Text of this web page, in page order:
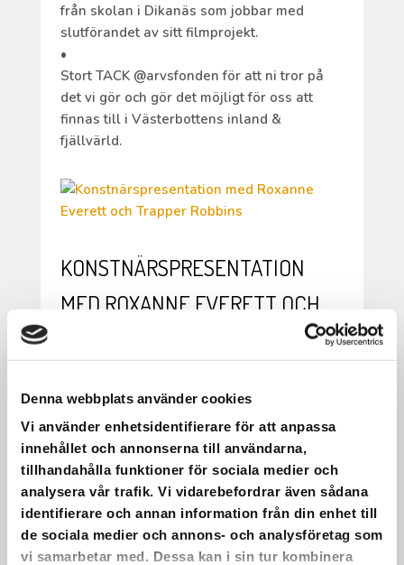
Denna webbplats använder cookies
Vi använder enhetsidentifierare för att anpassa
innehållet och annonserna till användarna,
tillhandahålla funktioner för sociala medier och
analysera vår trafik. Vi vidarebefordrar även sådana
identifierare och annan information från din enhet till
de sociala medier och annons- och analysföretag som
vi samarbetar med. Dessa kan i sin tur kombinera
från skolan i Dikanäs som jobbar med
slutförandet av sitt filmprojekt.
•
Stort TACK @arvsfonden för att ni tror på
det vi gör och gör det möjligt för oss att
finnas till i Västerbottens inland &
fjällvärld.
KONSTNÄRSPRESENTATION
MED ROXANNE EVERETT OCH
konstnärspresentation med Roxanne
Everett och Trapper Robbins, våra nu
boende konstnärer i Folkes Ateljé.
Bägge två kommer från USA så
presentationen kommer att vara på
engelska.
Från kl. 08.30 – 10.00 samma dag är det
också våfflor som vanligt.